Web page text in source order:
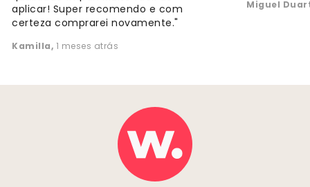
aplicar! Super recomendo e com
certeza comprarei novamente."
Kamilla, 1 meses atrás
Miguel